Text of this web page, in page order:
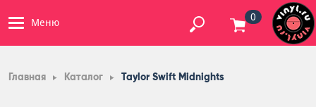
Меню 0
Главная Каталог Taylor Swift Midnights